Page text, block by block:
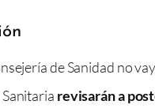
de Sanidad no
revisarán a